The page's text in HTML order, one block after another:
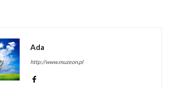
Ada
http://www.muzeon.pl